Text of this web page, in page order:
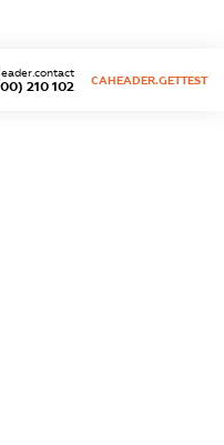
210 102 CAHEADER.GETTEST